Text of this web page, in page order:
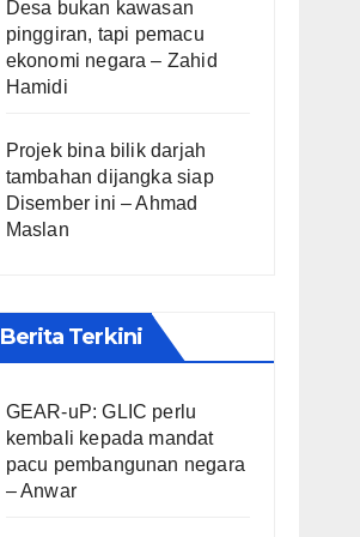
Desa bukan kawasan
pinggiran, tapi pemacu
ekonomi negara – Zahid
Hamidi
Projek bina bilik darjah
tambahan dijangka siap
Disember ini – Ahmad
Maslan
Berita Terkini
GEAR-uP: GLIC perlu
kembali kepada mandat
pacu pembangunan negara
– Anwar